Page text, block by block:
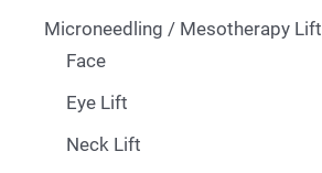
Microneedling / Mesotherapy Lift
Face
Eye Lift
Neck Lift